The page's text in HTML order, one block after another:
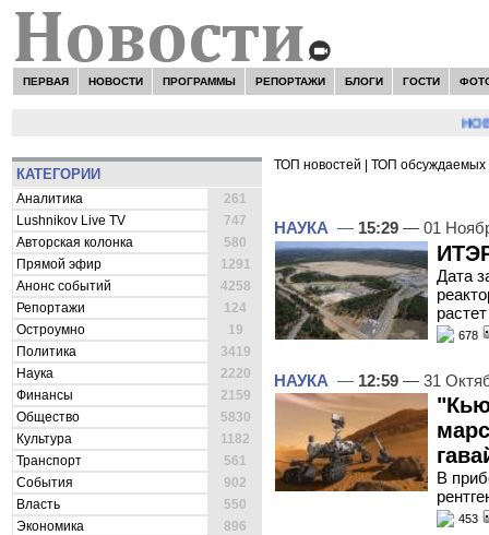
ПЕРВАЯ НОВОСТИ ПРОГРАММЫ РЕПОРТАЖИ БЛОГИ ГОСТИ
КАТЕГОРИИ
Аналитика
261
Lushnikov Live TV
747
Авторская колонка
580
Прямой эфир
1291
Анонс событий
4258
Репортажи
124
Остроумно
19
Политика
3419
Наука
2220
Финансы
2159
Общество
5830
Культура
1182
Транспорт
561
События
902
Власть
550
Экономика
896
ТОП новостей ТОП обсуждаемых
НАУКА — 15:29 — 01
Дата
растет
678
НАУКА — 12:59 — 31
В
453